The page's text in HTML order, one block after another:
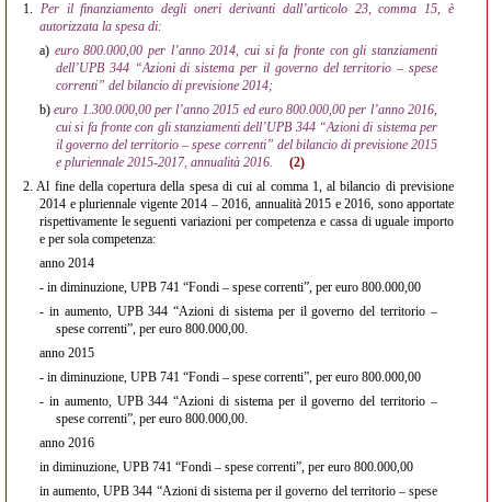
1. Per il finanziamento degli oneri derivanti dall’articolo 23, comma 15, è
autorizzata la spesa di:
a) euro 800.000,00 per l’anno 2014, cui si fa fronte con gli stanziamenti
dell’UPB 344 “Azioni di sistema per il governo del territorio – spese
correnti” del bilancio di previsione 2014;
b)euro 1.300.000,00 per l’anno 2015 ed euro 800.000,00 per l’anno 2016,
cui si fa fronte con gli stanziamenti dell’UPB 344 “Azioni di sistema per
il governo del territorio – spese correnti” del bilancio di previsione 2015
e pluriennale 2015-2017, annualità 2016.
(2)
2. Al fine della copertura della spesa di cui al comma 1, al bilancio di previsione
2014 e pluriennale vigente 2014 – 2016, annualità 2015 e 2016, sono apportate
rispettivamente le seguenti variazioni per competenza e cassa di uguale importo
e per sola competenza:
anno 2014
- in diminuzione, UPB 741 “Fondi – spese correnti”, per euro 800.000,00
- in aumento, UPB 344 “Azioni di sistema per il governo del territorio –
spese correnti”, per euro 800.000,00.
anno 2015
- in diminuzione, UPB 741 “Fondi – spese correnti”, per euro 800.000,00
- in aumento, UPB 344 “Azioni di sistema per il governo del territorio –
spese correnti”, per euro 800.000,00.
anno 2016
in diminuzione, UPB 741 “Fondi – spese correnti”, per euro 800.000,00
in aumento, UPB 344 “Azioni di sistema per il governo del territorio – spese